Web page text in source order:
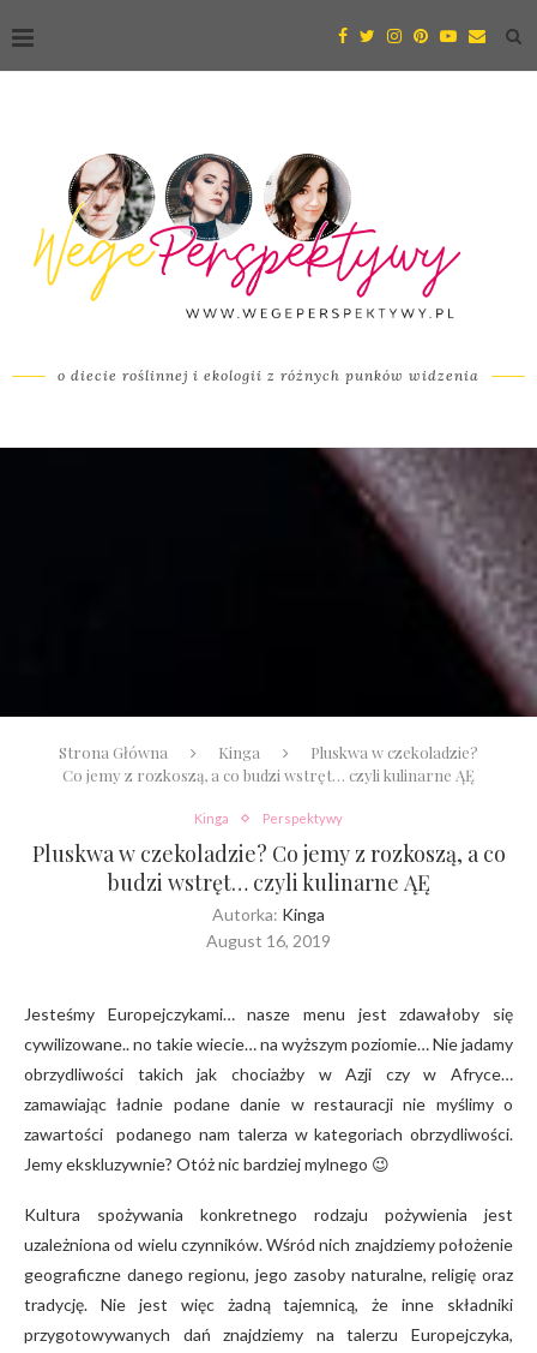
o diecie roślinnej i ekologii z różnych punków widzenia
Strona Główna Kinga
Pluskwa w czekoladzie?
Co jemy z rozkoszą, a co budzi wstręt… czyli kulinarne ĄĘ
Kinga Perspektywy
Pluskwa w czekoladzie? Co jemy z rozkoszą, a co
budzi wstręt… czyli kulinarne ĄĘ
Autorka: Kinga
August 16, 2019
Jesteśmy Europejczykami… nasze menu jest zdawałoby się
cywilizowane.. no takie wiecie… na wyższym poziomie… Nie jadamy
obrzydliwości takich jak chociażby w Azji czy w Afryce…
zamawiając ładnie podane danie w restauracji nie myślimy o
zawartości podanego nam talerza w kategoriach obrzydliwości.
Jemy ekskluzywnie? Otóż nic bardziej mylnego 😉
Kultura spożywania konkretnego rodzaju pożywienia jest
uzależniona od wielu czynników. Wśród nich znajdziemy położenie
geograficzne danego regionu, jego zasoby naturalne, religię oraz
tradycję. Nie jest więc żadną tajemnicą, że inne składniki
przygotowywanych dań znajdziemy na talerzu Europejczyka,